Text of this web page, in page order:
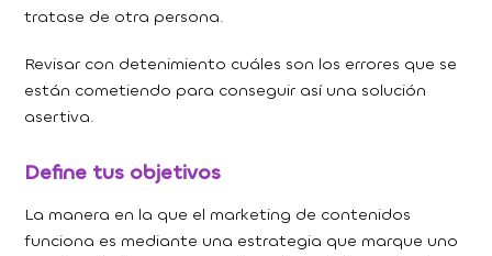
tratase de otra persona.
Revisar con detenimiento cuáles son los errores que se
están cometiendo para conseguir así una solución
asertiva.
Define tus objetivos
La manera en la que el marketing de contenidos
funciona es mediante una estrategia que marque uno